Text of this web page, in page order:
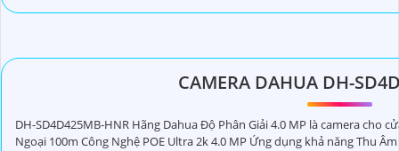
CAMERA DAHUA DH-
DH-SD4D425MB-HNR Hãng Dahua Độ Phân Giải 4.0 MP là camera cho
Ngoại 100m Công Nghệ POE Ultra 2k 4.0 MP Ứng dụng khả năng Thu